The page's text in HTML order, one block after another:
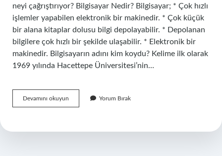
neyi çağrıştırıyor? Bilgisayar Nedir? Bilgisayar; * Çok hızlı
işlemler yapabilen elektronik bir makinedir. * Çok küçük
bir alana kitaplar dolusu bilgi depolayabilir. * Depolanan
bilgilere çok hızlı bir şekilde ulaşabilir. * Elektronik bir
makinedir. Bilgisayarın adını kim koydu? Kelime ilk olarak
1969 yılında Hacettepe Üniversitesi’nin…
Devamını okuyun Bilgisayar
Ne
Yorum Bırak